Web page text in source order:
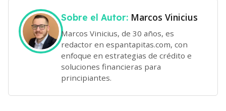
Sobre el Autor: Marcos Vinicius
Marcos Vinicius, de 30 años, es
redactor en espantapitas.com, con
enfoque en estrategias de crédito e
soluciones financieras para
principiantes.